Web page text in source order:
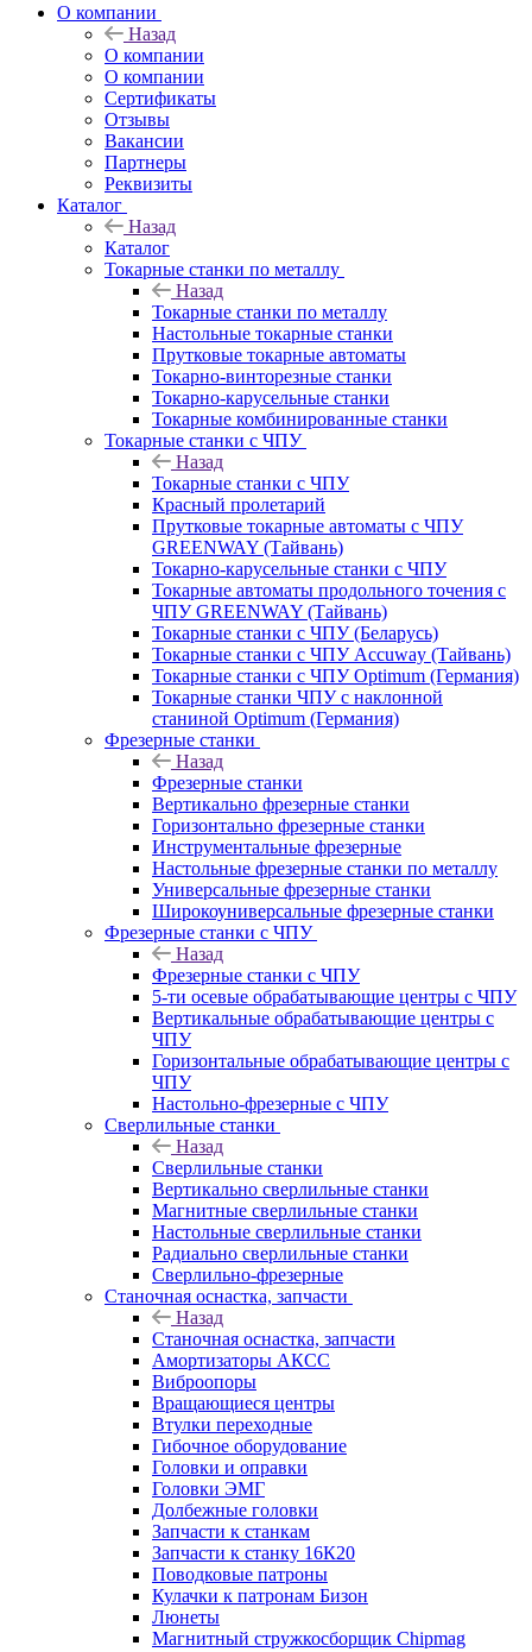
О компании
Назад
О компании
О компании
Сертификаты
Отзывы
Вакансии
Партнеры
Реквизиты
Каталог
Назад
Каталог
Токарные станки по металлу
Назад
Токарные станки по металлу
Настольные токарные станки
Прутковые токарные автоматы
Токарно-винторезные станки
Токарно-карусельные станки
Токарные комбинированные станки
Токарные станки с ЧПУ
Назад
Токарные станки с ЧПУ
Красный пролетарий
Прутковые токарные автоматы с ЧПУ
GREENWAY (Тайвань)
Токарно-карусельные станки с ЧПУ
Токарные автоматы продольного точения с
ЧПУ GREENWAY (Тайвань)
Токарные станки с ЧПУ (Беларусь)
Токарные станки с ЧПУ Accuway (Тайвань)
Токарные станки с ЧПУ Optimum (Германия)
Токарные станки ЧПУ с наклонной
станиной Optimum (Германия)
Фрезерные станки
Назад
Фрезерные станки
Вертикально фрезерные станки
Горизонтально фрезерные станки
Инструментальные фрезерные
Настольные фрезерные станки по металлу
Универсальные фрезерные станки
Широкоуниверсальные фрезерные станки
Фрезерные станки с ЧПУ
Назад
Фрезерные станки с ЧПУ
5-ти осевые обрабатывающие центры с ЧПУ
Вертикальные обрабатывающие центры с
ЧПУ
Горизонтальные обрабатывающие центры с
ЧПУ
Настольно-фрезерные с ЧПУ
Сверлильные станки
Назад
Сверлильные станки
Вертикально сверлильные станки
Магнитные сверлильные станки
Настольные сверлильные станки
Радиально сверлильные станки
Сверлильно-фрезерные
Станочная оснастка, запчасти
Назад
Станочная оснастка, запчасти
Амортизаторы АКСС
Виброопоры
Вращающиеся центры
Втулки переходные
Гибочное оборудование
Головки и оправки
Головки ЭМГ
Долбежные головки
Запчасти к станкам
Запчасти к станку 16К20
Поводковые патроны
Кулачки к патронам Бизон
Люнеты
Магнитный стружкосборщик Chipmag